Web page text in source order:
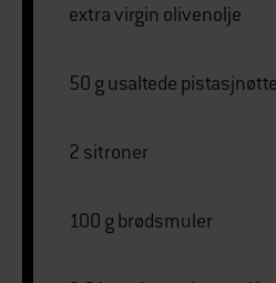
extra virgin olivenolje
50 g usaltede
2 sitroner
100 g brødsmuler